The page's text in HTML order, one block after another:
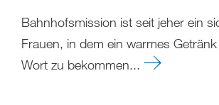
Bahnhofsmission ist seit jeher ein
Frauen, in dem ein warmes
Wort zu bekommen...